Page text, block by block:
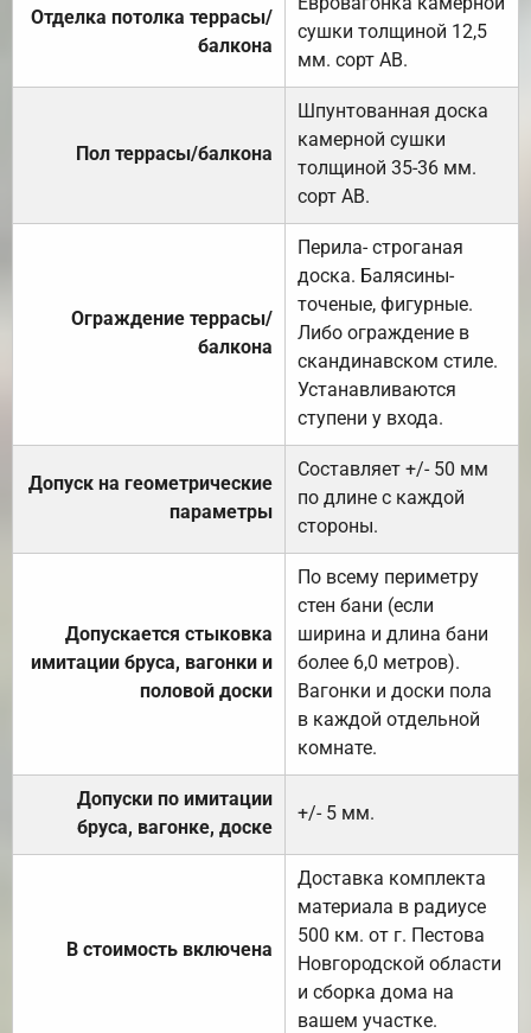
Отделка потолка террасы/
балкона
сушки толщиной 12,5
мм. сорт АВ.
Пол террасы/балкона
Шпунтованная доска
камерной сушки
толщиной 35-36 мм.
сорт АВ.
Ограждение террасы/
балкона
Перила- строганая
доска. Балясины-
точеные, фигурные.
Либо ограждение в
скандинавском стиле.
Устанавливаются
ступени у входа.
Допуск на геометрические
параметры
Составляет +/- 50 мм
по длине с каждой
стороны.
Допускается стыковка
имитации бруса, вагонки и
половой доски
По всему периметру
стен бани (если
ширина и длина бани
более 6,0 метров).
Вагонки и доски пола
в каждой отдельной
комнате.
Допуски по имитации
бруса, вагонке, доске
+/- 5 мм.
В стоимость включена
Доставка комплекта
материала в радиусе
500 км. от г. Пестова
Новгородской области
и сборка дома на
вашем участке.